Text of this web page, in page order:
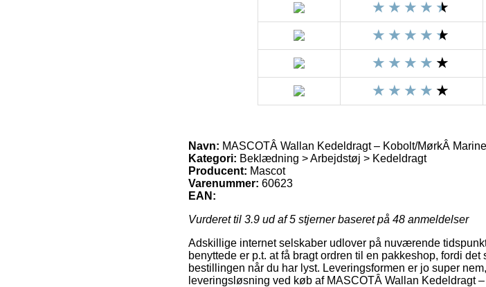
Navn: MASCOTÂ Wallan Kedeldragt – Kobolt/MørkÂ Marine
Kategori: Beklædning > Arbejdstøj > Kedeldragt
Producent: Mascot
Varenummer: 60623
EAN:
Vurderet til 3.9 ud af 5 stjerner baseret på 48 anmeldelser
Adskillige internet selskaber udlover på nuværende
benyttede er p.t. at få bragt ordren til en pakkeshop, fordi
bestillingen når du har lyst. Leveringsformen er jo super
leveringsløsning ved køb af MASCOTÂ Wallan Kedeldragt